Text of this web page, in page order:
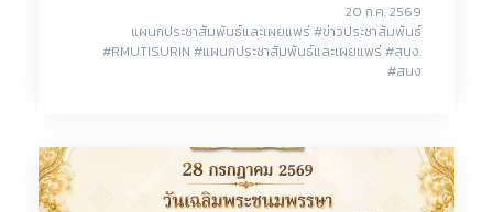
20 ก.ค. 2569
แผนกประชาสัมพันธ์และเผยแพร่ #ข่าวประชาสัมพันธ์
#RMUTISURIN #แผนกประชาสัมพันธ์และเผยแพร่ #สนง.
#สนง